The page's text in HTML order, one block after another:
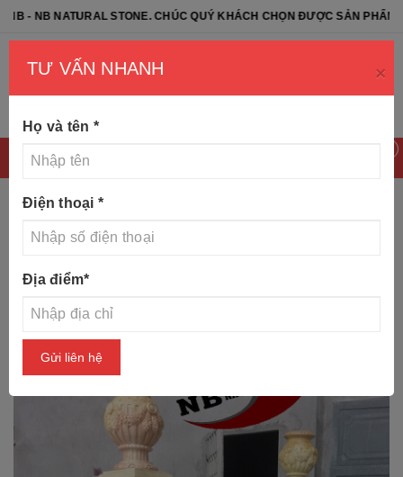
STONE. CHÚC QUÝ KHÁCH CHỌN ĐƯỢC SẢN PHẨM ƯNG Ý
điển
TƯ VẤN NHANH ×
Họ và tên *
Điện thoại *
Địa điểm*
Gửi liên hệ